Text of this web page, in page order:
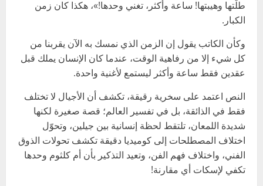
طلّتها وهيبتها! ساعة وأكثر، تغني وحدها!»، هكذا كان زمن
الكبار.
وكأن الكاتب يقول إن الزمن الذي نمسك به الآن يقربنا من
كل شيء إلا من رفاهية الوقت، عندما كان الإنسان يملك قبل
عقدين فقط ساعة وأكثر ليستمع لأغنية واحدة.
النص اعتمد على سخرية رقيقة، تكشف أن الأجيال لا تختلف
فقط في الذائقة، بل في تفسير العالم؛ قصة صغيرة لكنها
شديدة اللمعان، تلتقط لحظة إنسانية بين جيلين، وتحوّل
اختلاف المصطلحات إلى كوميديا دقيقة تكشف تحولات الذوق
الفني، واختلاف فهم الفن، وتعيد التذكير بأن أم كلثوم وحدها
تكفي لإسكات أي مقارنة!